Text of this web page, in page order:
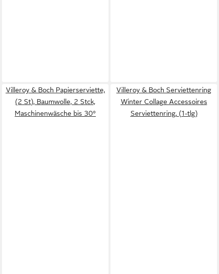
Villeroy & Boch Papierserviette,
(2 St), Baumwolle, 2 Stck,
Maschinenwäsche bis 30°
Villeroy & Boch Serviettenring
Winter Collage Accessoires
Serviettenring, (1-tlg)